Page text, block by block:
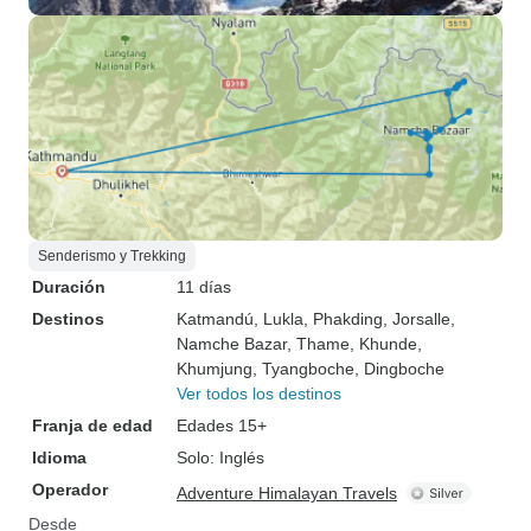
Senderismo y Trekking
Duración
11 días
Destinos
Katmandú , Lukla , Phakding , Jorsalle
Namche Bazar, Thame , Khunde
Khumjung , Tyangboche , Dingboche
Ver todos los destinos
Franja de edad
Edades 15+
Idioma
Solo: Inglés
Operador
Adventure Himalayan Travels
Desde